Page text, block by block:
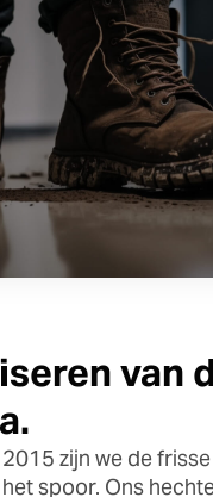
van
zijn we de
spoor. Ons